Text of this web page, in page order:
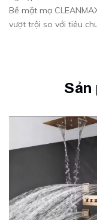
Bề mặt mạ
vượt trội so với tiêu
Sản